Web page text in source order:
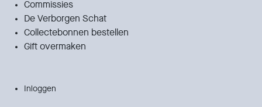
Commissies
De Verborgen Schat
Collectebonnen bestellen
Gift overmaken
Inloggen